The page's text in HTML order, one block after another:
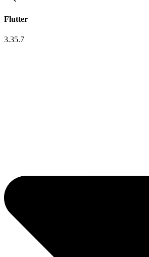
Flutter
3.35.7